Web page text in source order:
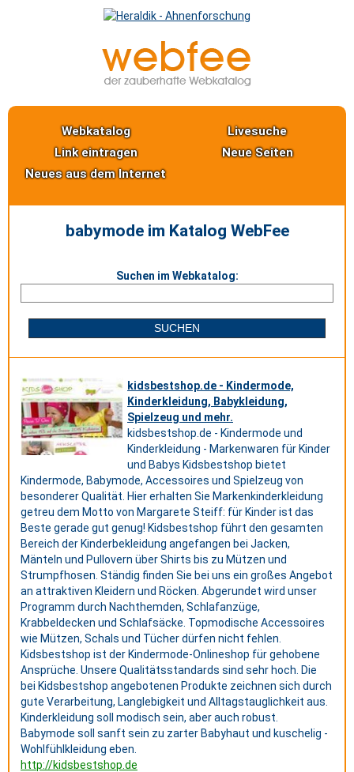
Webkatalog
Livesuche
Link eintragen
Neue Seiten
Neues aus dem Internet
babymode im Katalog WebFee
Suchen im Webkatalog:
kidsbestshop.de - Kindermode,
Kinderkleidung, Babykleidung,
Spielzeug und mehr.
kidsbestshop.de - Kindermode und
Kinderkleidung - Markenwaren für Kinder
und Babys Kidsbestshop bietet
Kindermode, Babymode, Accessoires und Spielzeug von
besonderer Qualität. Hier erhalten Sie Markenkinderkleidung
getreu dem Motto von Margarete Steiff: für Kinder ist das
Beste gerade gut genug! Kidsbestshop führt den gesamten
Bereich der Kinderbekleidung angefangen bei Jacken,
Mänteln und Pullovern über Shirts bis zu Mützen und
Strumpfhosen. Ständig finden Sie bei uns ein großes Angebot
an attraktiven Kleidern und Röcken. Abgerundet wird unser
Programm durch Nachthemden, Schlafanzüge,
Krabbeldecken und Schlafsäcke. Topmodische Accessoires
wie Mützen, Schals und Tücher dürfen nicht fehlen.
Kidsbestshop ist der Kindermode-Onlineshop für gehobene
Ansprüche. Unsere Qualitätsstandards sind sehr hoch. Die
bei Kidsbestshop angebotenen Produkte zeichnen sich durch
gute Verarbeitung, Langlebigkeit und Alltagstauglichkeit aus.
Kinderkleidung soll modisch sein, aber auch robust.
Babymode soll sanft sein zu zarter Babyhaut und kuschelig -
Wohlfühlkleidung eben.
http://kidsbestshop.de